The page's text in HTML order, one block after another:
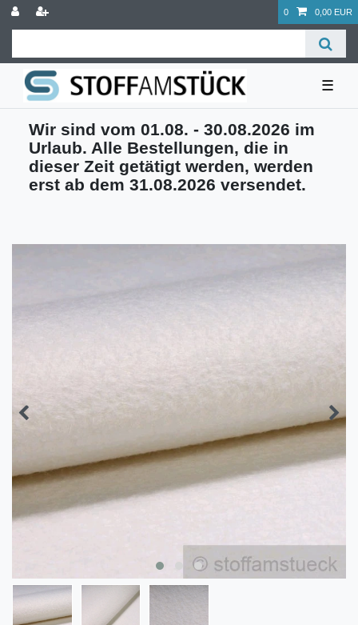
0 0,00 EUR
☰
Wir sind vom 01.08. - 30.08.2026 im
Urlaub. Alle Bestellungen, die in
dieser Zeit getätigt werden, werden
erst ab dem 31.08.2026 versendet.